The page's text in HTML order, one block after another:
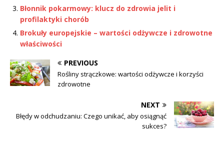
Błonnik pokarmowy: klucz do zdrowia jelit i
profilaktyki chorób
Brokuły europejskie – wartości odżywcze i zdrowotne
właściwości
PREVIOUS
Rośliny strączkowe: wartości odżywcze i korzyści
zdrowotne
NEXT
Błędy w odchudzaniu: Czego unikać, aby osiągnąć
sukces?